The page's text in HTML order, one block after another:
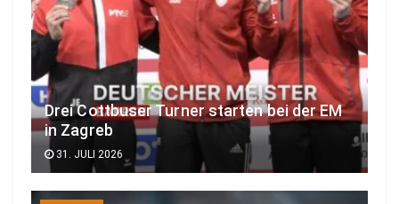
Drei Cottbuser Turner starten bei der EM
in Zagreb
31. JULI 2026